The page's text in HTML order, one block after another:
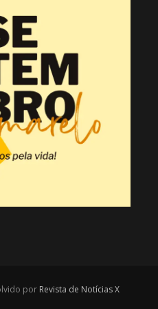
por Revista de Notícias X